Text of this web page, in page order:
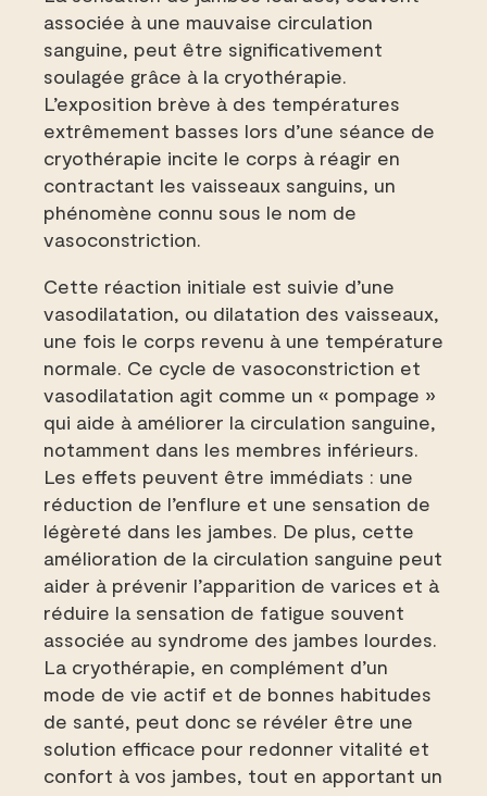
associée à une mauvaise circulation
sanguine, peut être significativement
soulagée grâce à la cryothérapie.
L’exposition brève à des températures
extrêmement basses lors d’une séance de
cryothérapie incite le corps à réagir en
contractant les vaisseaux sanguins, un
phénomène connu sous le nom de
vasoconstriction.
Cette réaction initiale est suivie d’une
vasodilatation, ou dilatation des vaisseaux,
une fois le corps revenu à une température
normale. Ce cycle de vasoconstriction et
vasodilatation agit comme un « pompage »
qui aide à améliorer la circulation sanguine,
notamment dans les membres inférieurs.
Les effets peuvent être immédiats : une
réduction de l’enflure et une sensation de
légèreté dans les jambes. De plus, cette
amélioration de la circulation sanguine peut
aider à prévenir l’apparition de varices et à
réduire la sensation de fatigue souvent
associée au syndrome des jambes lourdes.
La cryothérapie, en complément d’un
mode de vie actif et de bonnes habitudes
de santé, peut donc se révéler être une
solution efficace pour redonner vitalité et
confort à vos jambes, tout en apportant un